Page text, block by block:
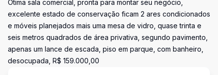
Ótima sala comercial, pronta para montar seu negócio,
excelente estado de conservação ficam 2 ares condicionados
e móveis planejados mais uma mesa de vidro, quase trinta e
seis metros quadrados de área privativa, segundo pavimento,
apenas um lance de escada, piso em parque, com banheiro,
desocupada, R$ 159.000,00